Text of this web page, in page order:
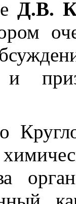
Д.В.
и